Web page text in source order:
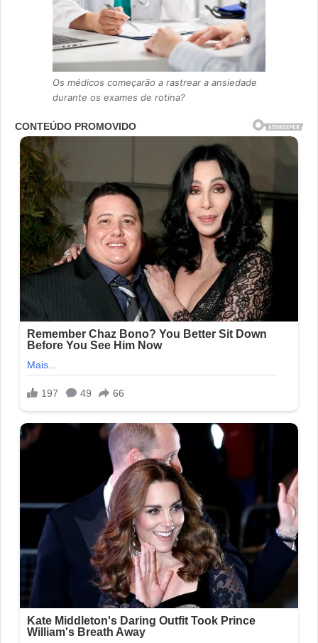
Os médicos começarão a rastrear a ansiedade
durante os exames de rotina?